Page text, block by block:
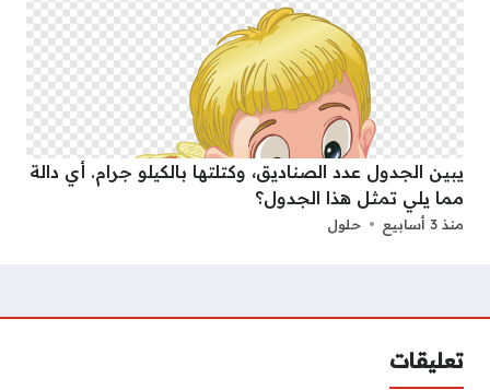
يبين الجدول عدد الصناديق، وكتلتها بالكيلو جرام. أي دالة
مما يلي تمثل هذا الجدول؟
منذ 3 أسابيع حلول
تعليقات